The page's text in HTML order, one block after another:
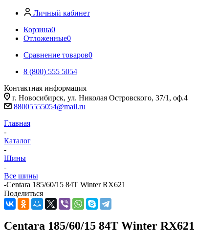
Личный кабинет
Корзина0
Отложенные0
Сравнение товаров0
8 (800) 555 5054
Контактная информация
г. Новосибирск, ул. Николая Островского, 37/1, оф.4
88005555054@mail.ru
Главная
-
Каталог
-
Шины
-
Все шины
-Centara 185/60/15 84T Winter RX621
Поделиться
Centara 185/60/15 84T Winter RX621